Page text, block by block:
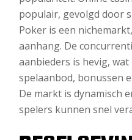
populair, gevolgd door
Poker is een
aanhang. De
aanbieders is hevig,
spelaanbod, bonussen
De markt is dynamisch
spelers kunnen snel